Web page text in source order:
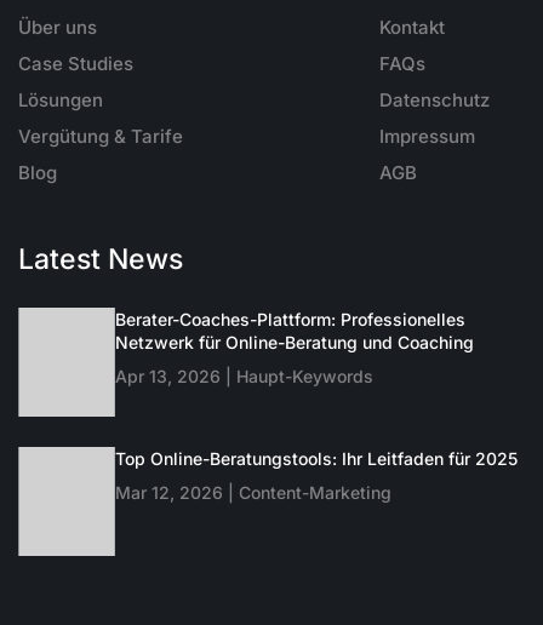
Über uns
Case Studies
Lösungen
Vergütung & Tarife
Blog
Kontakt
FAQs
Datenschutz
Impressum
AGB
Latest News
Berater-Coaches-Plattform: Professionelles
Netzwerk für Online-Beratung und Coaching
Apr 13, 2026 | Haupt-Keywords
Top Online-Beratungstools: Ihr Leitfaden für 2025
Mar 12, 2026 | Content-Marketing